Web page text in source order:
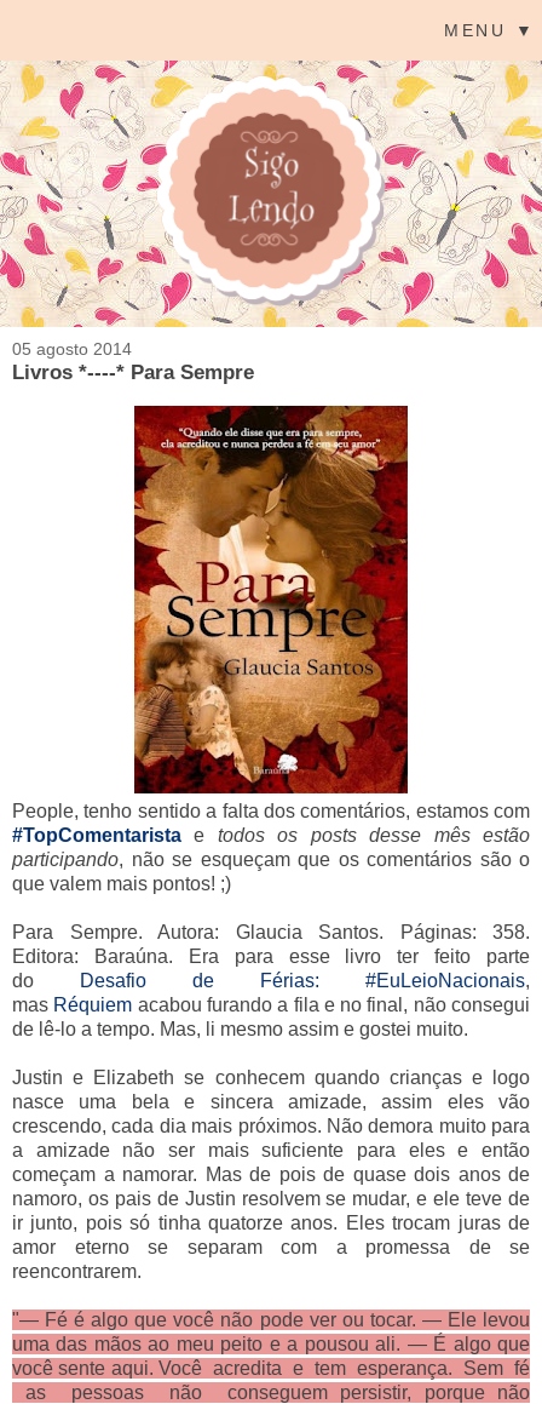
MENU ▼
05 agosto 2014
Livros *----* Para Sempre
People, tenho sentido a falta dos comentários, estamos com
#TopComentarista e todos os posts desse mês estão
participando, não se esqueçam que os comentários são o
que valem mais pontos! ;)
Para Sempre. Autora: Glaucia Santos. Páginas: 358.
Editora: Baraúna. Era para esse livro ter feito parte
do
Desafio de Férias: #EuLeioNacionais,
mas Réquiem acabou furando a fila e no final, não consegui
de lê-lo a tempo. Mas, li mesmo assim e gostei muito.
Justin e Elizabeth se conhecem quando crianças e logo
nasce uma bela e sincera amizade, assim eles vão
crescendo, cada dia mais próximos. Não demora muito para
a amizade não ser mais suficiente para eles e então
começam a namorar. Mas de pois de quase dois anos de
namoro, os pais de Justin resolvem se mudar, e ele teve de
ir junto, pois só tinha quatorze anos. Eles trocam juras de
amor eterno se separam com a promessa de se
reencontrarem.
"— Fé é algo que você não pode ver ou tocar. — Ele levou
umadas mãos ao meu peito e a pousou ali. — É algo que
você sente aqui. Você acredita e tem esperança. Sem fé
as pessoas não conseguem persistir, porque não